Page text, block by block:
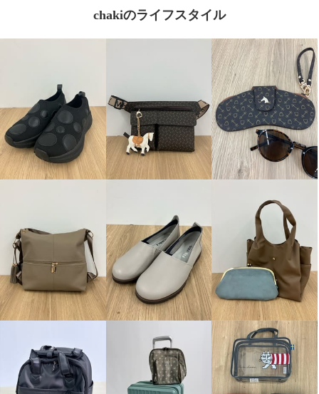
chakiのライフスタイル